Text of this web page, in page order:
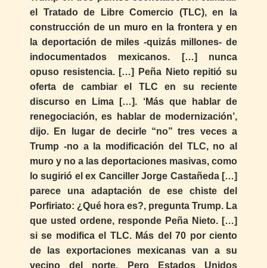
el Tratado de Libre Comercio (TLC), en la
construcción de un muro en la frontera y en
la deportación de miles -quizás millones- de
indocumentados mexicanos. […] nunca
opuso resistencia. […] Peña Nieto repitió su
oferta de cambiar el TLC en su reciente
discurso en Lima […]. ‘Más que hablar de
renegociación, es hablar de modernización’,
dijo. En lugar de decirle “no” tres veces a
Trump -no a la modificación del TLC, no al
muro y no a las deportaciones masivas, como
lo sugirió el ex Canciller Jorge Castañeda […]
parece una adaptación de ese chiste del
Porfiriato: ¿Qué hora es?, pregunta Trump. La
que usted ordene, responde Peña Nieto. […]
si se modifica el TLC. Más del 70 por ciento
de las exportaciones mexicanas van a su
vecino del norte. Pero Estados Unidos